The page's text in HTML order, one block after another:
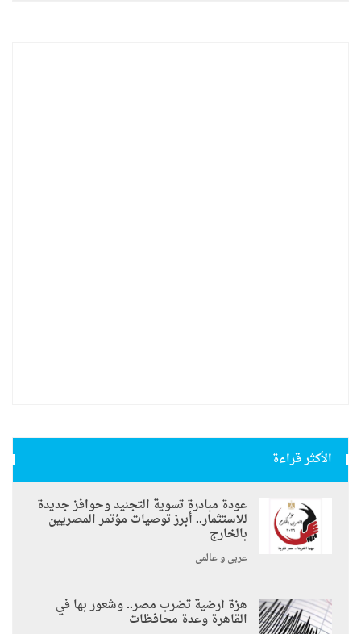
الأكثر قراءة
عودة مبادرة تسوية التجنيد وحوافز جديدة
للاستثمار.. أبرز توصيات مؤتمر المصريين
بالخارج
عربي و عالمي
هزة أرضية تضرب مصر.. وشعور بها في
القاهرة وعدة محافظات